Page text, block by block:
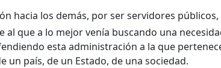
hacia los demás, por ser servidores
que a lo mejor venía buscando una
esta administración a la que
país, de un Estado, de una sociedad.